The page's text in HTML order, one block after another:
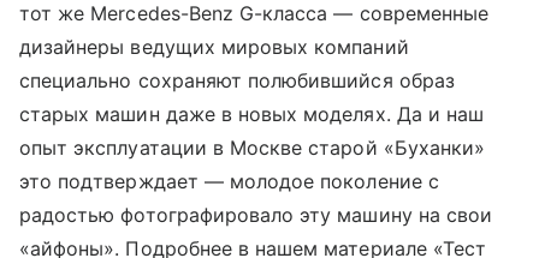
тот же Mercedes-Benz G-класса — современные
дизайнеры ведущих мировых компаний
специально сохраняют полюбившийся образ
старых машин даже в новых моделях. Да и наш
опыт эксплуатации в Москве старой «Буханки»
это подтверждает — молодое поколение с
радостью фотографировало эту машину на свои
«айфоны». Подробнее в нашем материале «Тест